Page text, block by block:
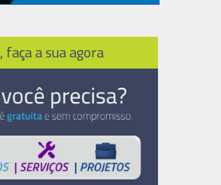
, faça a sua agora